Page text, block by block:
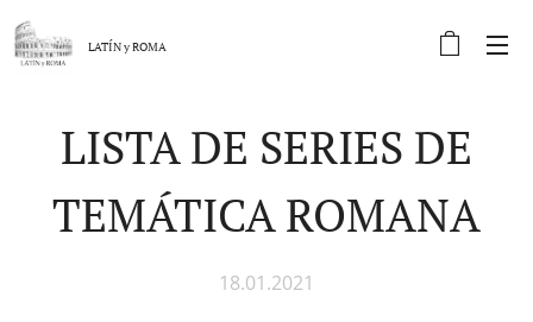
LATÍN yROMA
LISTA DE SERIES DE
TEMÁTICA ROMANA
18.01.2021